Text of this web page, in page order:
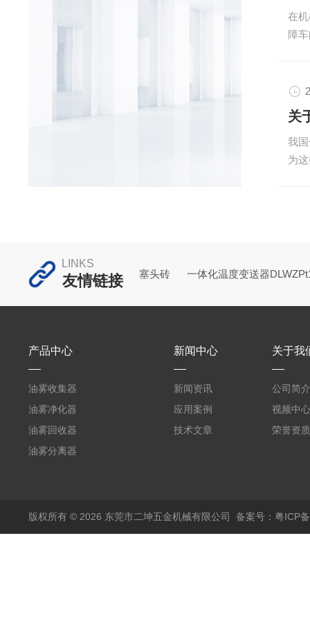
将
与
在
障
持
题
源
积
足
关
我
为
上
LINKS
友情链接 塞头砖 一体化温度变送器
产品中心
油雾收集器
油雾净化器
油雾回收器
油雾分离器
新闻中心
新闻资讯
应用案例
技术文章
关于我
公司简介
视频中心
荣誉资质
版权所有 © 2026 东莞市二坤五金机械有限公司 备案号：粤ICP